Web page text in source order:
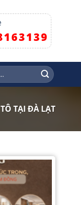
TẠI ĐÀ LẠT